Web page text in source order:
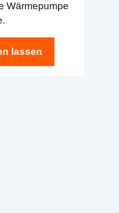
Wärmepumpe
lassen